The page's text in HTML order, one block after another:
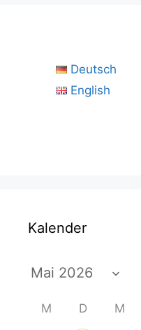
Deutsch
English
Kalender
M D M